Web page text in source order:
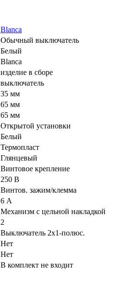
Blanca
Обычный выключатель
Белый
Blanca
изделие в сборе
выключатель
35 мм
65 мм
65 мм
Открытой установки
Белый
Термопласт
Глянцевый
Винтовое крепление
250 В
Винтов. зажим/клемма
6 А
Механизм с цельной накладкой
2
Выключатель 2х1-полюс.
Нет
Нет
В комплект не входит